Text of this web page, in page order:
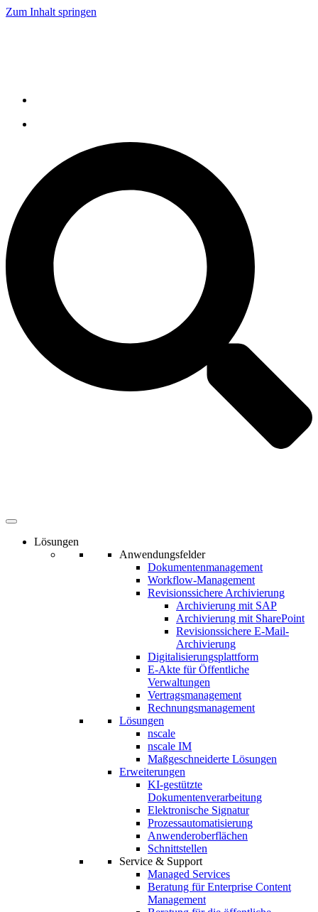
Zum Inhalt springen
Lösungen
Anwendungsfelder
Dokumentenmanagement
Workflow-Management
Revisionssichere Archivierung
Archivierung mit SAP
Archivierung mit SharePoint
Revisionssichere E-Mail-
Archivierung
Digitalisierungsplattform
E-Akte für Öffentliche
Verwaltungen
Vertragsmanagement
Rechnungsmanagement
Lösungen
nscale
nscale IM
Maßgeschneiderte Lösungen
Erweiterungen
KI-gestützte
Dokumentenverarbeitung
Elektronische Signatur
Prozessautomatisierung
Anwenderoberflächen
Schnittstellen
Service & Support
Managed Services
Beratung für Enterprise Content
Management